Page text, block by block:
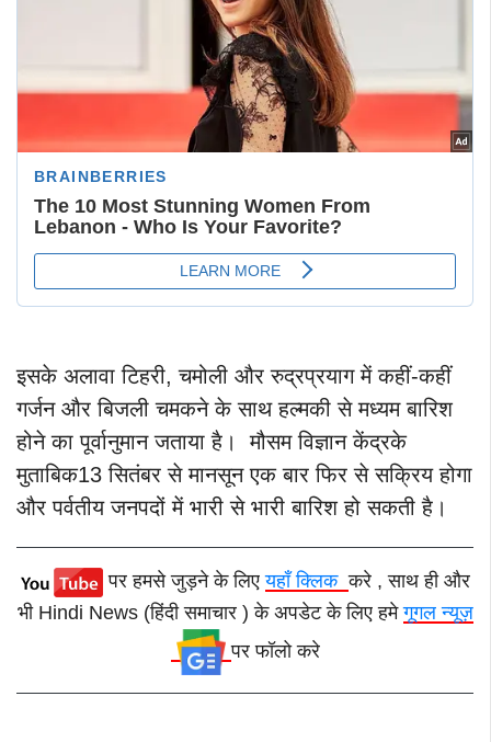
इसके अलावा टिहरी, चमोली और रुद्रप्रयाग में कहीं-कहीं
गर्जन और बिजली चमकने के साथ हल्मकी से मध्यम बारिश
होने का पूर्वानुमान जताया है। मौसम विज्ञान केंद्रके
मुताबिक13 सितंबर से मानसून एक बार फिर से सक्रिय होगा
और पर्वतीय जनपदों में भारी से भारी बारिश हो सकती है।
पर हमसे जुड़ने के लिएयहाँ क्लिककरे , साथ ही और
भी Hindi News (हिंदी समाचार ) के अपडेट के लिए हमेगूगल न्यूज़
पर फॉलो करे